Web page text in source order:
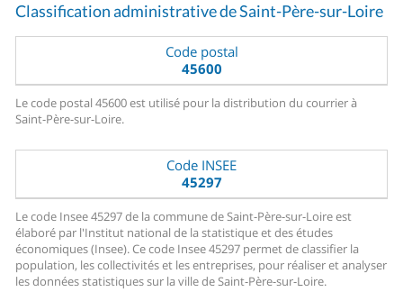
Classification administrative de Saint-Père-sur-Loire
Code postal
45600
Le code postal 45600 est utilisé pour la distribution du courrier à
Saint-Père-sur-Loire.
Code INSEE
45297
Le code Insee 45297 de la commune de Saint-Père-sur-Loire est
élaboré par l'Institut national de la statistique et des études
économiques (Insee). Ce code Insee 45297 permet de classifier la
population, les collectivités et les entreprises, pour réaliser et analyser
les données statistiques sur la ville de Saint-Père-sur-Loire.